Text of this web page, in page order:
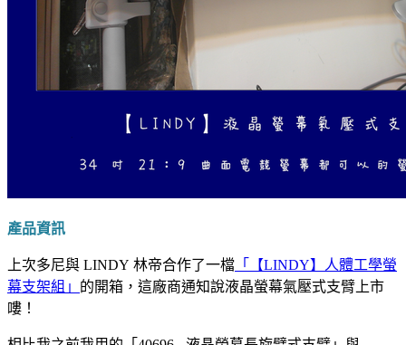
產品資訊
上次多尼與 LINDY 林帝合作了一檔 「【LINDY】人體工學螢
幕支架組」 的開箱，這廠商通知說液晶螢幕氣壓式支臂上市
嘍！